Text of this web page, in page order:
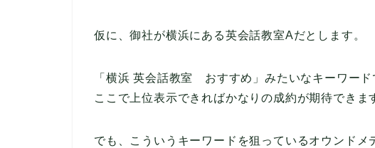
仮に、御社が横浜にある英会話教室Aだとします。
「横浜 英会話教室 おすすめ」みたいなキーワード
ここで上位表示できればかなりの成約が期待できま
でも、こういうキーワードを狙っているオウンドメ